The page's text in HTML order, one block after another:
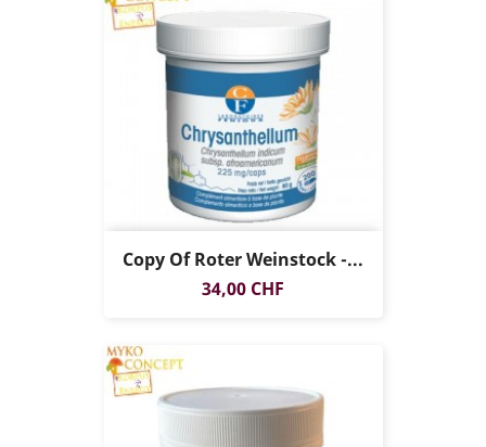
Copy Of Roter Weinstock -...
Preis
34,00 CHF